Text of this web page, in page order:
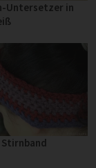
Untersetzer in